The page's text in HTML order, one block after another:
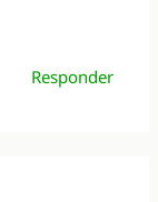
Responder